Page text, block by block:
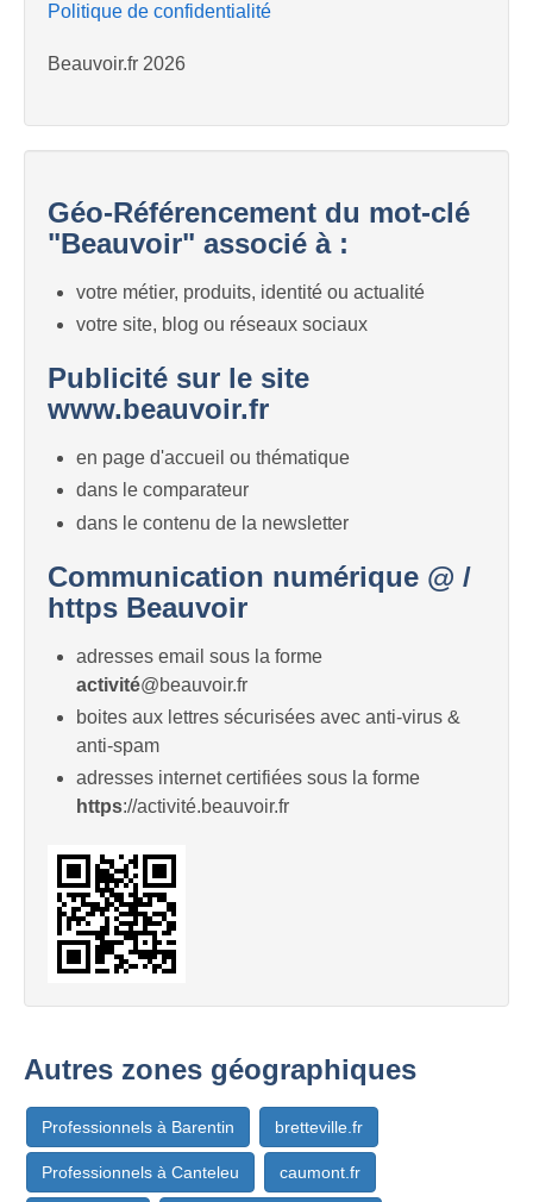
Politique de confidentialité
Beauvoir.fr 2026
Géo-Référencement du mot-clé
"Beauvoir" associé à :
votre métier, produits, identité ou actualité
votre site, blog ou réseaux sociaux
Publicité sur le site
www.beauvoir.fr
en page d'accueil ou thématique
dans le comparateur
dans le contenu de la newsletter
Communication numérique @ /
https Beauvoir
adresses email sous la forme
activité@beauvoir.fr
boites aux lettres sécurisées avec anti-virus &
anti-spam
adresses internet certifiées sous la forme
https://activité.beauvoir.fr
Autres zones géographiques
Professionnels à Barentin bretteville.fr
Professionnels à Canteleu caumont.fr